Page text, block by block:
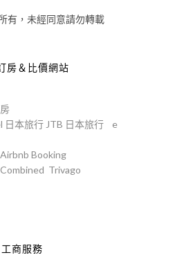
有，未經同意請勿轉載
房＆比價網站
日本旅行 JTB 日本旅行
e
Airbnb Booking
Trivago
工商服務